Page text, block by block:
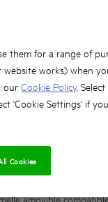
procurant un
vitesse allant de 15
optimal pour chaque
de la fraise
via une molette
pour un réglage
6 mm et 6,35 mm pour
amovible,
amovible
them for a range of
works) when
our Cookie Policy.
'Cookie Settings' if
Cookies